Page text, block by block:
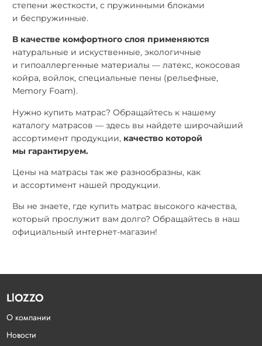
степени жесткости, с пружинными блоками
и беспружинные.
В качестве комфортного слоя применяются
натуральные и искуственные, экологичные
и гипоаллергенные материалы — латекс, кокосовая
койра, войлок, специальные пены (рельефные,
Memory Foam).
Нужно купить матрас? Обращайтесь к нашему
каталогу матрасов — здесь вы найдете широчайший
ассортимент продукции, качество которой
мы гарантируем.
Цены на матрасы так же разнообразны, как
и ассортимент нашей продукции.
Вы не знаете, где купить матрас высокого качества,
который прослужит вам долго? Обращайтесь в наш
официальный интернет-магазин!
LlOZZO
О компании
Новости